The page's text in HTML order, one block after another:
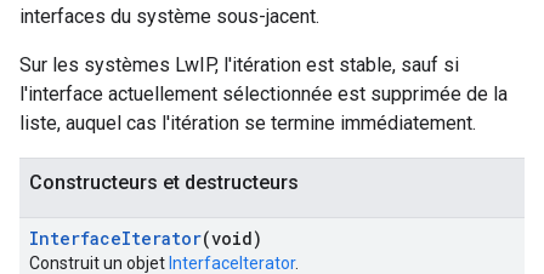
interfaces du système sous-jacent.
Sur les systèmes LwIP, l'itération est stable, sauf si
l'interface actuellement sélectionnée est supprimée de la
liste, auquel cas l'itération se termine immédiatement.
Constructeurs et destructeurs
InterfaceIterator(void)
Construit un objet InterfaceIterator.